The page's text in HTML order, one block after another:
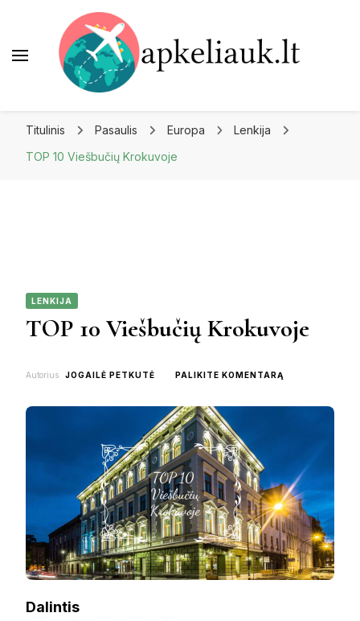
Titulinis Pasaulis Europa
Lenkija
TOP 10 Viešbučių Krokuvoje
LENKIJA
TOP 10 Viešbučių Krokuvoje
Autorius JOGAILĖ PETKUTĖ PALIKITE KOMENTARĄ
Dalintis